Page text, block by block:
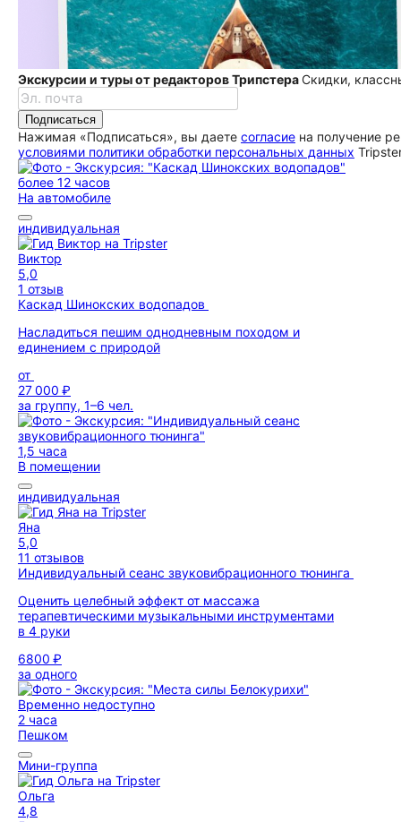
Экскурсии и туры от редакторов ТрипстераСкидки,
Подписаться
Нажимая «Подписаться», вы даете согласие на получение
условиями политики обработки персональных данных
более 12 часов
На автомобиле
индивидуальная
Виктор
5,0
1 отзыв
Каскад Шинокских водопадов
Насладиться пешим однодневным походом и
единением с природой
от
27 000 ₽
за группу, 1–6 чел.
1,5 часа
В помещении
индивидуальная
Яна
5,0
11 отзывов
Индивидуальный сеанс звуковибрационного тюнинга
Оценить целебный эффект от массажа
терапевтическими музыкальными инструментами
в 4 руки
6800 ₽
за одного
Временно недоступно
2 часа
Пешком
Мини-группа
Ольга
4,8